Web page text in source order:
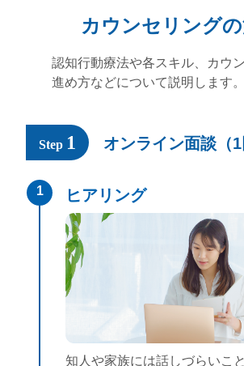
カウンセリング
認知行動療法や各スキル、カウ
進め方などについて説明します。
Step 1 オンライン面談（1
1 ヒアリング
知人や家族には話しづらいこ